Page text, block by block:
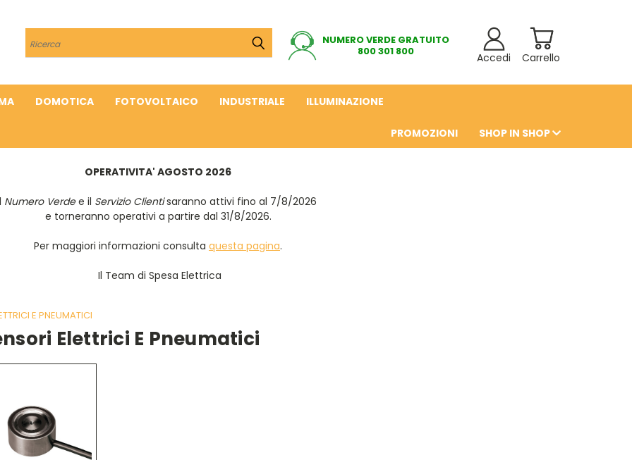
Cerca
NUMERO VERDE GRATUITO
800 301 800
Carrello
Accedi
DOMOTICA FOTOVOLTAICO INDUSTRIALE ILLUMINAZIONE
PROMOZIONI SHOP IN SHOP
OPERATIVITA' AGOSTO 2026
Numero Verdee il Servizio Clientisaranno attivi fino al 7/8/2026
e torneranno operativi a partire dal 31/8/2026.
Per maggiori informazioni consulta questa pagina.
Il Team di Spesa Elettrica
E PNEUMATICI
Elettrici E Pneumatici